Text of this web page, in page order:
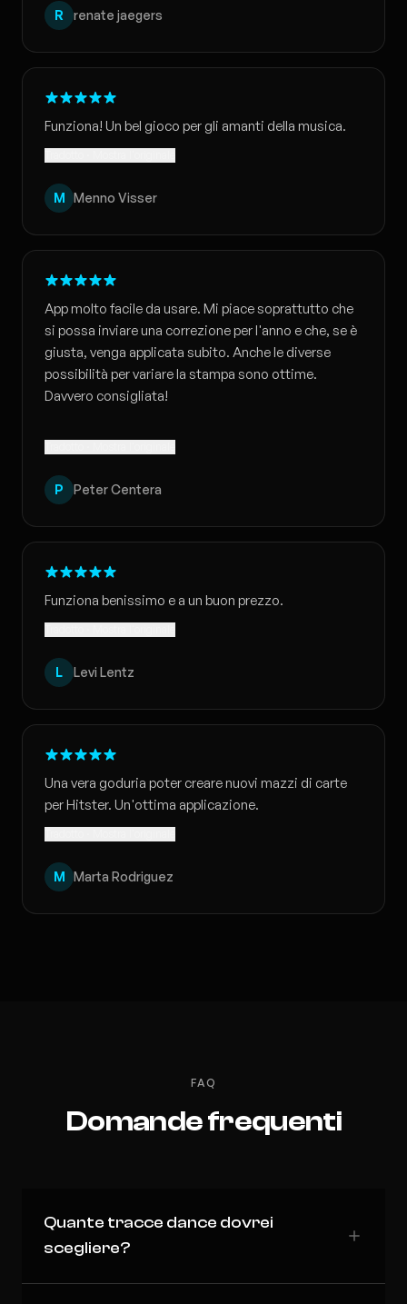
R renate jaegers
Funziona! Un bel gioco per gli amanti della musica.
M Menno Visser
App molto facile da usare. Mi piace soprattutto che
si possa inviare una correzione per l'anno e che, se è
giusta, venga applicata subito. Anche le diverse
possibilità per variare la stampa sono ottime.
Davvero consigliata!
P Peter Centera
Funziona benissimo e a un buon prezzo.
L Levi Lentz
Una vera goduria poter creare nuovi mazzi di carte
per Hitster. Un'ottima applicazione.
M Marta Rodriguez
FAQ
Domande frequenti
Quante tracce dance dovrei
scegliere?